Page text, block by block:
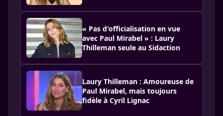
« Pas d'officialisation en vue
avec Paul Mirabel » : Laury
Thilleman seule au Sidaction
Laury Thilleman : Amoureuse de
Paul Mirabel, mais toujours
fidèle à Cyril Lignac